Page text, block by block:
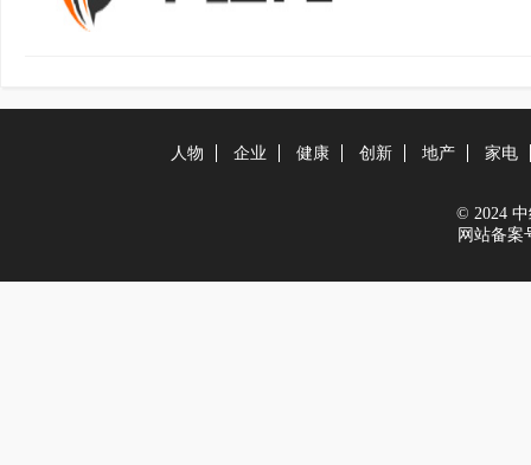
人物 企业 健康 创新 地产 家电
© 2024 中
网站备案